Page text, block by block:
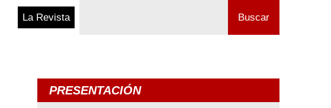
Buscar
La Revista
PRESENTACIÓN